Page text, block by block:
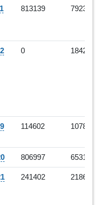
813139 792326
0 18428
114602 107876
806997 653166
241402 218622